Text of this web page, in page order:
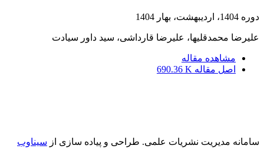
دوره 1404، اردیبهشت، بهار 1404
علیرضا محمدقلیها، علیرضا قارداشی، سید داور سیادت
مشاهده مقاله
اصل مقاله 690.36 K
سامانه مدیریت نشریات علمی. طراحی و پیاده سازی از سیناوب